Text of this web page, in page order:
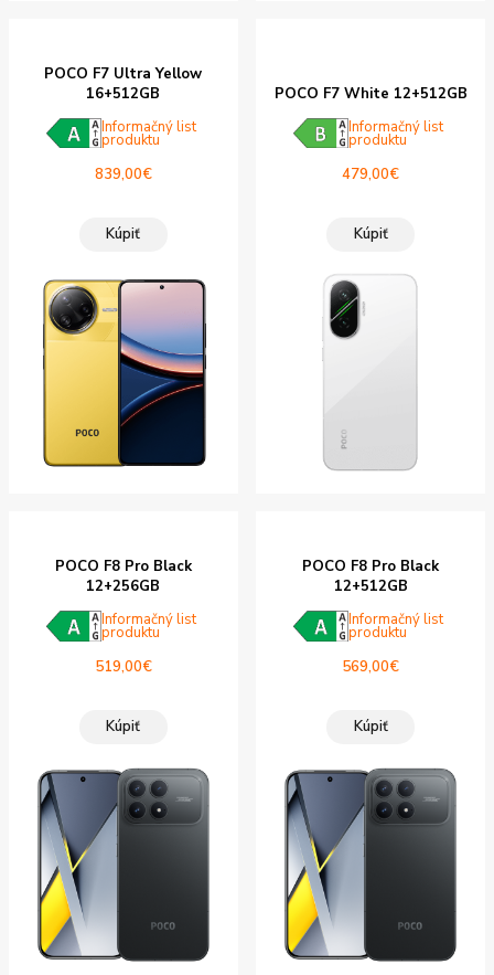
POCO F7 Ultra Yellow
16+512GB
Informačný list
produktu
839,00€
Kúpiť
POCO F7 White 12+512GB
Informačný list
produktu
479,00€
Kúpiť
POCO F8 Pro Black
12+256GB
Informačný list
produktu
519,00€
Kúpiť
POCO F8 Pro Black
12+512GB
Informačný list
produktu
569,00€
Kúpiť